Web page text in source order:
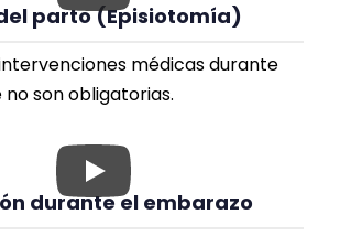
parto (Episiotomía)
médicas durante
son obligatorias.
durante el embarazo